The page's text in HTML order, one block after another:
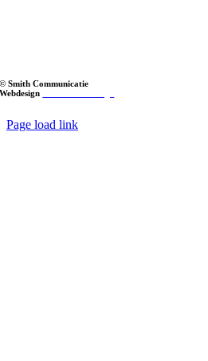
© Smith Communicatie
Webdesign
Page load link